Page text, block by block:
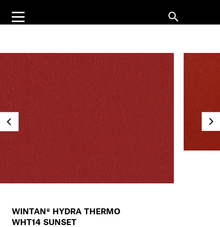
WINTAN® HYDRA THERMO
WHT14 SUNSET